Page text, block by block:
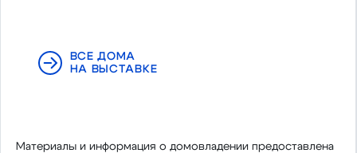
ВСЕ ДОМА
НА ВЫСТАВКЕ
Материалы и информация о домовладении предоставлена